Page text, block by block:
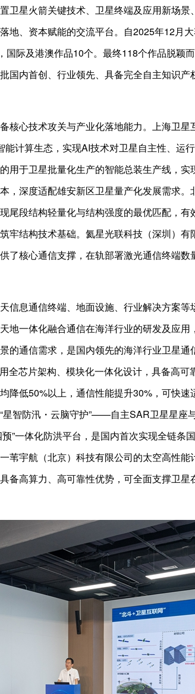
卫星火箭关键技术、卫星终端及应用新场
地、资本赋能的交流平台。自2025年12月
际及港澳作品10个。最终118个作品脱颖
内首创、行业领先、具备完全自主知识产
核心技术攻关与产业化落地能力。上海卫
能计算生态，实现AI技术对卫星自主性、运
用于卫星批量化生产的智能总装生产线，
，深度适配雄安新区卫星量产化发展需求
尾段结构轻量化与结构强度的最优匹配，
牢结构技术基础。氦星光联科技（深圳）
了核心通信支撑，在轨部署激光通信终端
信息通信终端、地面设施、行业解决方案
地一体化融合通信在海洋行业的研发及应
的通信需求，是国内领先的海洋行业卫星
全芯片架构、模块化一体化设计，具备高
降低50%以上，通信性能提升30%，可快
星智防汛・云脑守护”——自主SAR卫星星座
”一体化防洪平台，是国内首次实现全链条
苇宇航（北京）科技有限公司的太空高性
备高算力、高可靠性优势，可全面支撑卫